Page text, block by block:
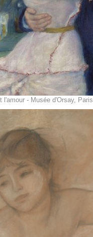
l'amour - Musée d'Orsay, Paris